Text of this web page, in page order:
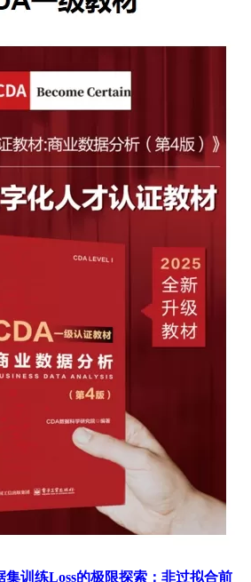
集训练Loss的极限探索：非过拟合前